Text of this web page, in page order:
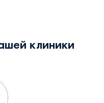
клиники